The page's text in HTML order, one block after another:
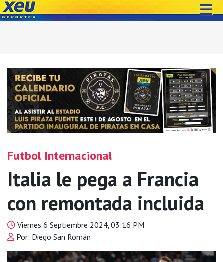
Futbol Internacional
Italia le pega a Francia
con remontada incluida
Viernes 6 Septiembre 2024, 03:16 PM
Por: Diego San Román